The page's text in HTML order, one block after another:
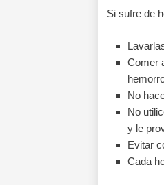
Si sufre de
Comer
No
No
y le
Evitar
Cada